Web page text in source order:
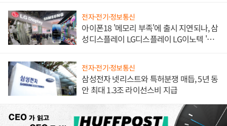
전자·전기·정보통신
아이폰18 '메모리 부족'에 출시 지연되나, 삼
성디스플레이 LG디스플레이 LG이노텍 '탈
전자·전기·정보통신
삼성전자 넷리스트와 특허분쟁 매듭, 5년 동
안 최대 1.3조 라이선스비 지급